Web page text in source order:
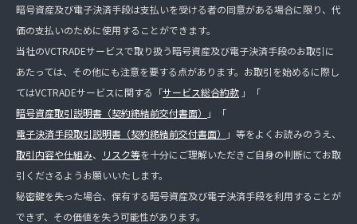
暗号資産及び電子決済手段は支払いを受ける者の同意がある場合に限り、代
価の支払いのために使用することができます。
当社のVCTRADEサービスで取り扱う暗号資産及び電子決済手段のお取引に
あたっては、その他にも注意を要する点があります。お取引を始めるに際し
てはVCTRADEサービスに関する「サービス総合約款 」「
暗号資産取引説明書（契約締結前交付書面）
」「
電子決済手段取引説明書（契約締結前交付書面）
」等をよくお読みのうえ、
取引内容や仕組み、 リスク等を十分にご理解いただきご自身の判断にてお取
引くださるようお願いいたします。
秘密鍵を失った場合、保有する暗号資産及び電子決済手段を利用することが
できず、その価値を失う可能性があります。